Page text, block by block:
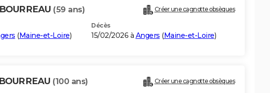
(59 ans) Créer une cagnotte obsèques
(Maine-et-Loire)
Décès
15/02/2026 à Angers (Maine-et-Loire)
(100 ans) Créer une cagnotte obsèques